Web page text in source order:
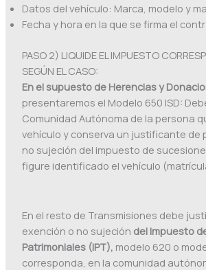
Datos del vehículo: Marca, modelo y
Fecha y hora en la que se firma el
PASO 2) LIQUIDE EL IMPUESTO
SEGÚN EL CASO:
En el supuesto de Herencias y
presentaremos el Modelo 650 ISD:
Comunidad Autónoma de la persona
vehículo y conserva un justificante de
no sujeción del impuesto de
figure identificado el vehículo
En el resto de Transmisiones debe
exención o no sujeción del Impuesto
Patrimoniales (IPT), modelo 620 o
corresponda, en la comunidad